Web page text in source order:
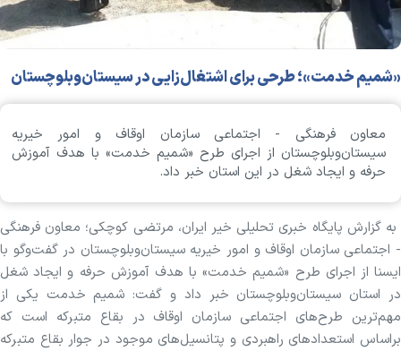
«شمیم خدمت»؛ طرحی برای اشتغال‌زایی در سیستان‌وبلوچستان
معاون فرهنگی - اجتماعی سازمان اوقاف و امور خیریه
سیستان‌وبلوچستان از اجرای طرح «شمیم خدمت» با هدف آموزش
حرفه و ایجاد شغل در این استان خبر داد.
به گزارش پایگاه خبری تحلیلی خیر ایران، مرتضی کوچکی؛ معاون فرهنگی
- اجتماعی سازمان اوقاف و امور خیریه سیستان‌وبلوچستان در گفت‌وگو با
ایسنا از اجرای طرح «شمیم خدمت» با هدف آموزش حرفه و ایجاد شغل
در استان سیستان‌و‌بلوچستان خبر داد و گفت: شمیم خدمت یکی از
مهم‌ترین طرح‌های اجتماعی سازمان اوقاف در بقاع متبرکه است که
براساس استعدادهای راهبردی و پتانسیل‌های موجود در جوار بقاع متبرکه